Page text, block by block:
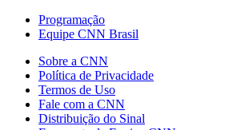
Programação
Equipe CNN Brasil
Sobre a CNN
Política de Privacidade
Termos de Uso
Fale com a CNN
Distribuição do Sinal